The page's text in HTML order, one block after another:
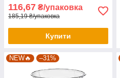
116,67 ₴/упаковка
185,19 ₴/упаковка
Купити
NEW🔥 –31%